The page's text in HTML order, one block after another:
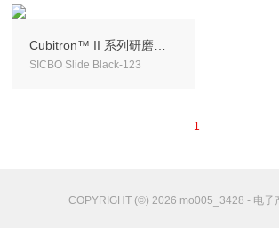
SICBO Slide Black-123
1
COPYRIGHT (©) 2026 mo005_3428 - 电子